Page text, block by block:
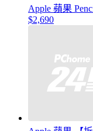
Apple 蘋果
$2,690